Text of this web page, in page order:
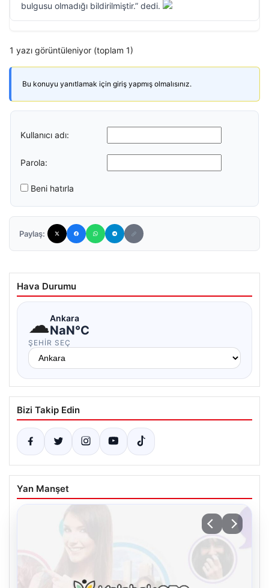
bulgusu olmadığı bildirilmiştir.” dedi.
1 yazı görüntüleniyor (toplam 1)
Bu konuyu yanıtlamak için giriş yapmış olmalısınız.
Kullanıcı adı:
Parola:
Beni hatırla
Paylaş:
Hava Durumu
☁Ankara
NaN°C
ŞEHIR SEÇ
Bizi Takip Edin
Yan Manşet